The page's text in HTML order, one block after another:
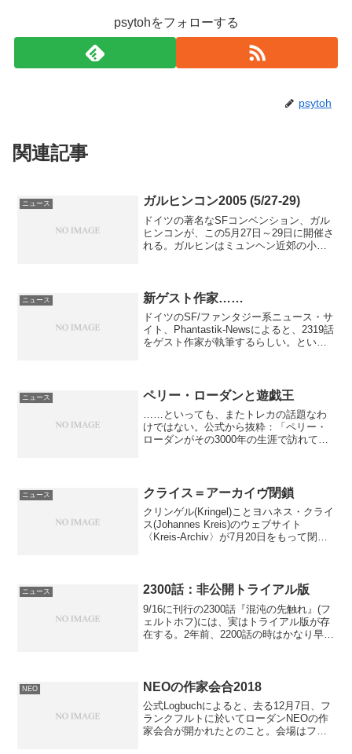
psytohをフォローする
psytoh
関連記事
ニュース ガルヒンコン2005 (5/27-29)
ドイツの著名なSFコンベンション、ガル
ヒンコンが、この5月27日～29日に開催さ
れる。ガルヒンはミュンヘン近郊の小都
るのは市民公会堂...
ニュース 新ゲスト作家……
ドイツのSF/ファンタジー系ニュース・サ
イト、Phantastik-Newsによると、2319話
をゲスト作家が執筆するらしい。という
ニュース ペリー・ローダンと遊戯王
……といっても、またトレカの話題なわ
けではない。公式から抜粋：「ペリー・
ローダンがその3000年の生涯で訪れてい
た。しかし、いくつか...
ニュース クライス＝アーカイヴ閉鎖
クリンゲル(Kringel)ことヨハネス・クライ
ス(Johannes Kreis)のウェブサイト
〈Kreis-Archiv〉が7月20日をもって閉鎖
ニュース 2300話：非公開トライアル版
9/16に刊行の2300話『混沌の先触れ』(フ
ェルトホフ)には、実はトライアル版が存
在する。2年前、2200話の時はかなり早期
内...
NEO NEOの作家会合2018
公式Logbuchによると、去る12月7日、フ
ランクフルトに於いてローダンNEOの作
家会合が開かれたとのこと。会場はフラ